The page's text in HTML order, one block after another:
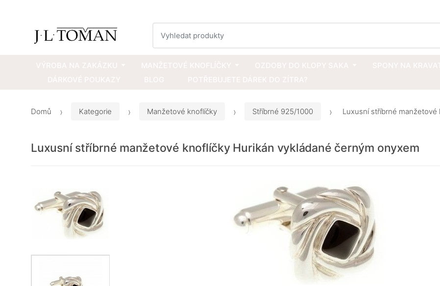
Domů Kategorie Manžetové knoflíčky Stříbrné 925/1000 Luxusní stříbrné
Luxusní stříbrné manžetové knoflíčky Hurikán vykládané černým onyxem